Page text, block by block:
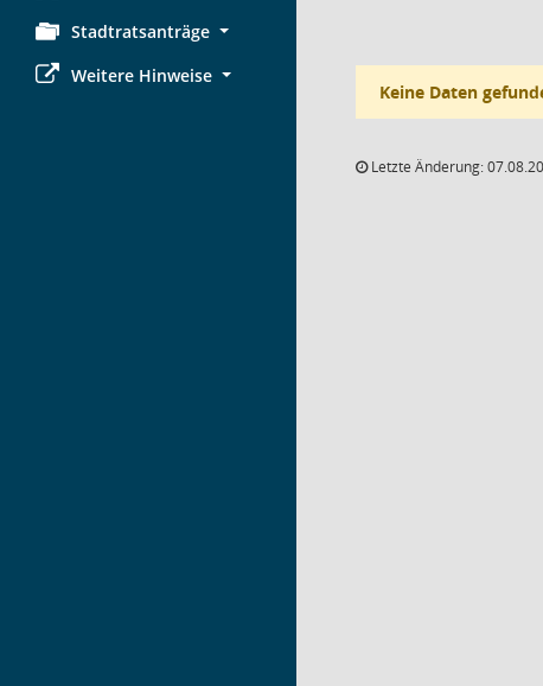
Stadtratsanträge
Weitere Hinweise
Keine Daten
Letzte Änderung: